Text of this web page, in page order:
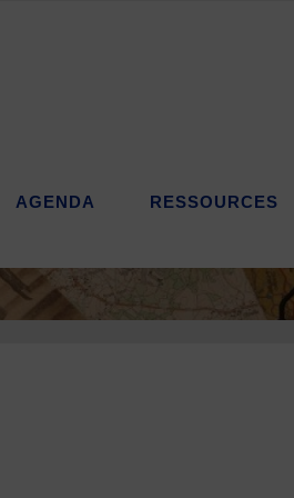
AGENDA RESSOURCES